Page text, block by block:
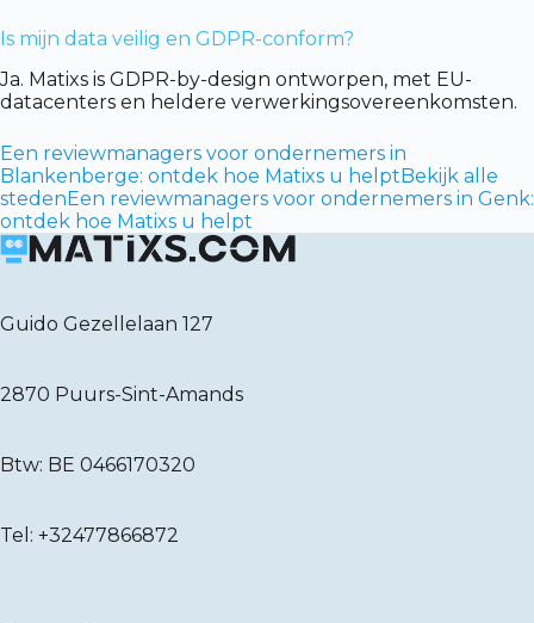
Is mijn data veilig en GDPR-conform?
Ja. Matixs is GDPR-by-design ontworpen, met EU-
datacenters en heldere verwerkingsovereenkomsten.
Een reviewmanagers voor ondernemers in
Blankenberge: ontdek hoe Matixs u helptBekijk alle
stedenEen reviewmanagers voor ondernemers in Genk:
ontdek hoe Matixs u helpt
Guido Gezellelaan 127
2870 Puurs-Sint-Amands
Btw: BE 0466170320
Tel: +32477866872